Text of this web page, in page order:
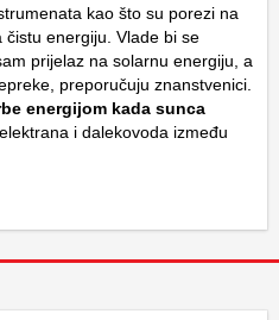
kao što su porezi na
energiju. Vlade bi se
prijelaz na solarnu energiju, a
preporučuju znanstvenici.
energijom kada sunca
i dalekovoda između